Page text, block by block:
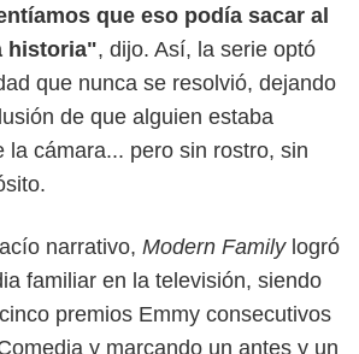
que eso podía sacar al
historia", dijo. Así, la serie optó
que nunca se resolvió, dejando
de que alguien estaba
la cámara... pero sin rostro, sin
narrativo, Modern Familylogró
familiar en la televisión, siendo
premios Emmy consecutivos
y marcando un antes y un